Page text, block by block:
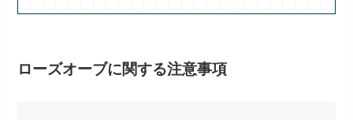
ローズオーブに関する注意事項